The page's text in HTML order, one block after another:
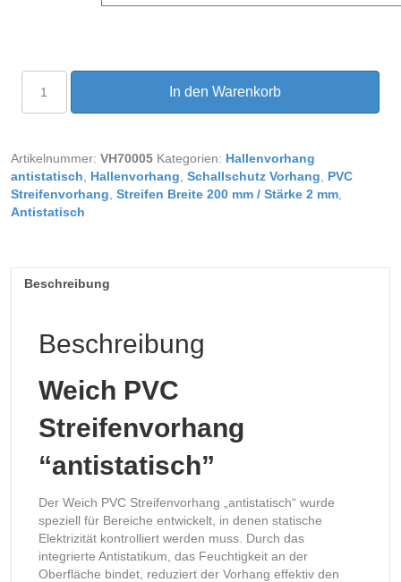
PVC
Streifenvorhang
antistatisch
Menge
In den Warenkorb
Artikelnummer: VH70005 Kategorien: Hallenvorhang
antistatisch
Hallenvorhang Schallschutz Vorhang
PVC
Streifenvorhang Streifen Breite 200 mm / Stärke 2 mm
Antistatisch
Beschreibung
Beschreibung
Weich PVC
Streifenvorhang
“antistatisch”
Der Weich PVC Streifenvorhang „antistatisch“ wurde
speziell für Bereiche entwickelt, in denen statische
Elektrizität kontrolliert werden muss. Durch das
integrierte Antistatikum, das Feuchtigkeit an der
Oberfläche bindet, reduziert der Vorhang effektiv den